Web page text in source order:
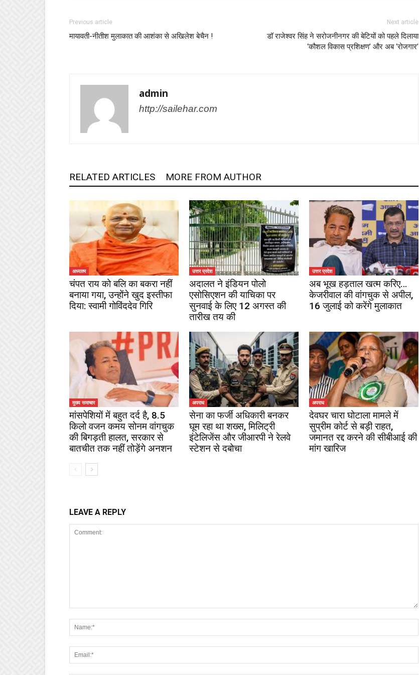
Previous article
मायावती-नीतीश मुलाकात की आशंका से अखिलेश बेचैन !
Next article
डॉ राजेश्वर सिंह ने सरोजनीनगर की बेटियों को पहले दिलाया
‘कौशल विकास प्रशिक्षण’ और अब ‘रोजगार’
admin
http://sailehar.com
RELATED ARTICLES MORE FROM AUTHOR
अध्यात्म
चंपत राय को बलि का बकरा नहीं
बनाया गया, उन्होंने खुद इस्तीफा
दिया: स्वामी गोविंददेव गिरि
उत्तर प्रदेश
अदालत ने इंडियन पोलो
एसोसिएशन की याचिका पर
सुनवाई के लिए 12 अगस्त की
तारीख तय की
उत्तर प्रदेश
अब भूख हड़ताल खत्म करिए…
केजरीवाल की वांगचुक से अपील,
16 जुलाई को करेंगे मुलाकात
मुख्य समाचार
मांसपेशियों में बहुत दर्द है, 8.5
किलो वजन कमय सोनम वांगचुक
की बिगड़ती हालत, सरकार से
बातचीत तक नहीं तोड़ेंगे अनशन
अपराध
सेना का फर्जी अधिकारी बनकर
घूम रहा था शख्स, मिलिट्री
इंटेलिजेंस और जीआरपी ने रेलवे
स्टेशन से दबोचा
अपराध
देवघर चारा घोटाला मामले में
सुप्रीम कोर्ट से बड़ी राहत,
जमानत रद्द करने की सीबीआई की
मांग खारिज
LEAVE A REPLY